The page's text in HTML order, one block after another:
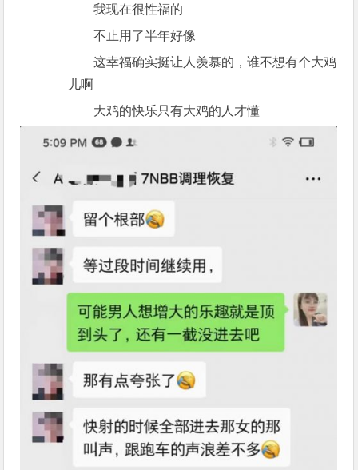
我现在很性福的
不止用了半年好像
这幸福确实挺让人羡慕的，谁不想有个大鸡
儿啊
大鸡的快乐只有大鸡的人才懂